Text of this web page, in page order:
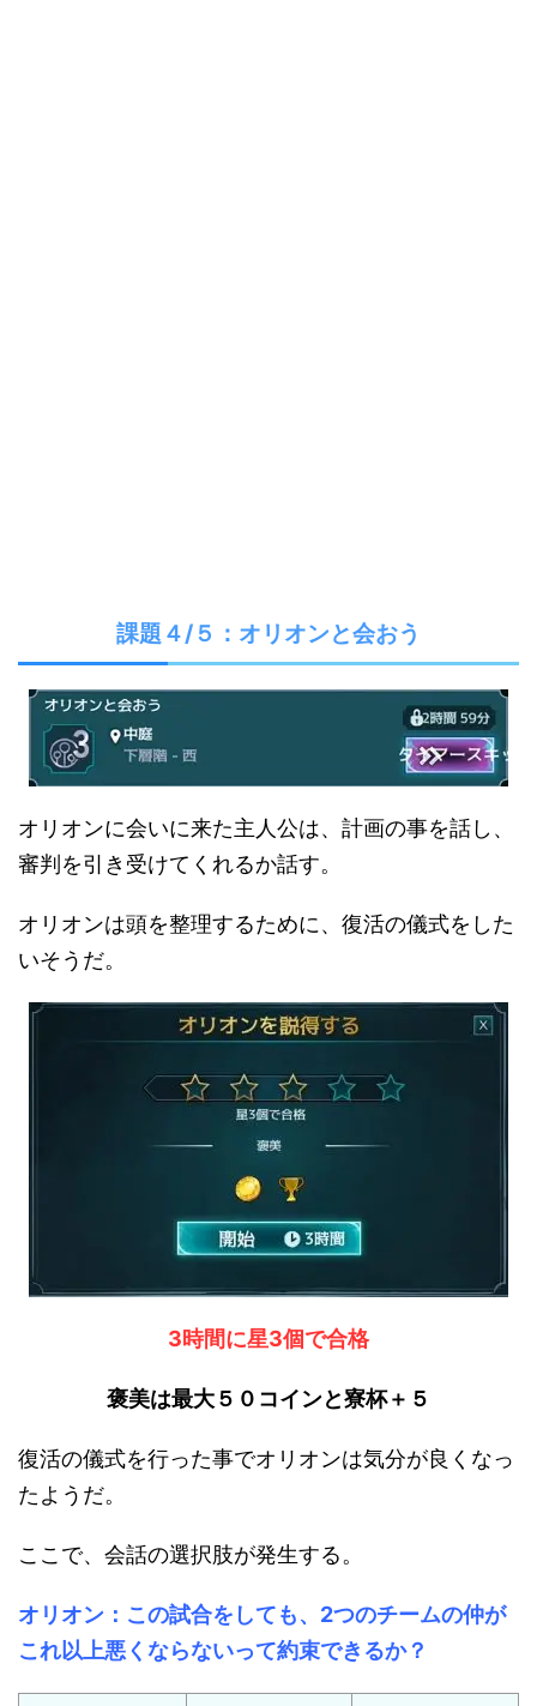
課題４/５：オリオンと会おう
オリオンに会いに来た主人公は、計画の事を話し、
審判を引き受けてくれるか話す。
オリオンは頭を整理するために、復活の儀式をした
いそうだ。
3時間に星3個で合格
褒美は最大５０コインと寮杯＋５
復活の儀式を行った事でオリオンは気分が良くなっ
たようだ。
ここで、会話の選択肢が発生する。
オリオン：この試合をしても、2つのチームの仲が
これ以上悪くならないって約束できるか？